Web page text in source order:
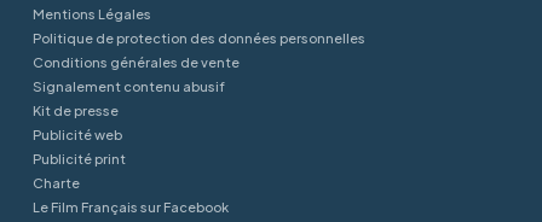
Mentions Légales
Politique de protection des données personnelles
Conditions générales de vente
Signalement contenu abusif
Kit de presse
Publicité web
Publicité print
Charte
Le Film Français sur Facebook